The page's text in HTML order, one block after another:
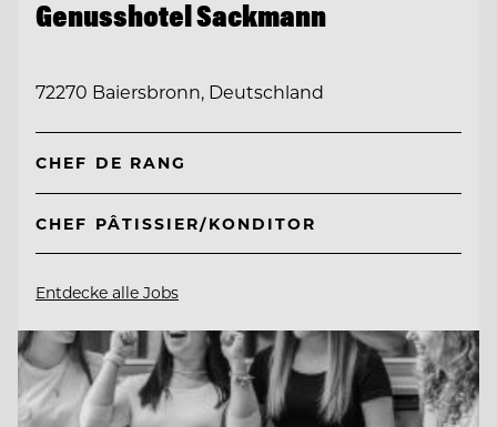
Genusshotel Sackmann
72270 Baiersbronn, Deutschland
CHEF DE RANG
CHEF PÂTISSIER/KONDITOR
Entdecke alle Jobs